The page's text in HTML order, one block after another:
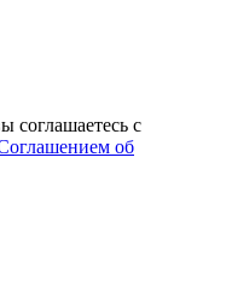
соглашаетесь с
об